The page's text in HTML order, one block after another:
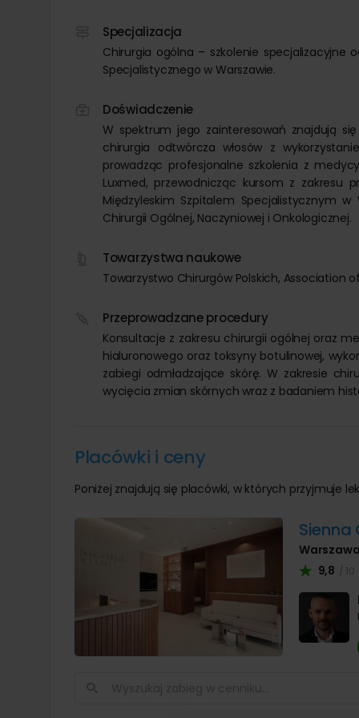
Specjalizacja
Chirurgia ogólna – szkolenie specjalizacyjne
Specjalistycznego w Warszawie.
Doświadczenie
W spektrum jego zainteresowań znajdują
chirurgia odtwórcza włosów z
prowadząc profesjonalne szkolenia z
Luxmed, przewodnicząc kursom z zakresu
Międzyleskim Szpitalem Specjalistycznym
Chirurgii Ogólnej, Naczyniowej i Onkologicznej.
Towarzystwa naukowe
Towarzystwo Chirurgów Polskich, Association
Przeprowadzane procedury
Konsultacje z zakresu chirurgii ogólnej oraz
hialuronowego oraz toksyny botulinowej,
zabiegi odmładzające skórę. W zakresie
wycięcia zmian skórnych wraz z badaniem
Placówki i ceny
Poniżej znajdują się placówki, w których przyjmuje
Sienna
9,8 / 10